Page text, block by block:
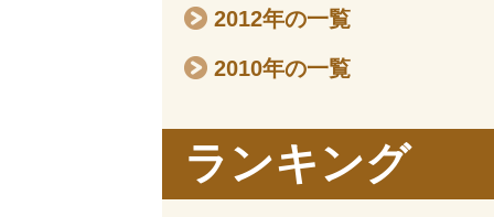
2012年の一覧
2010年の一覧
ランキング